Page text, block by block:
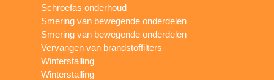
Schroefas onderhoud
Smering van bewegende onderdelen
Smering van bewegende onderdelen
Vervangen van brandstoffilters
Winterstalling
Winterstalling